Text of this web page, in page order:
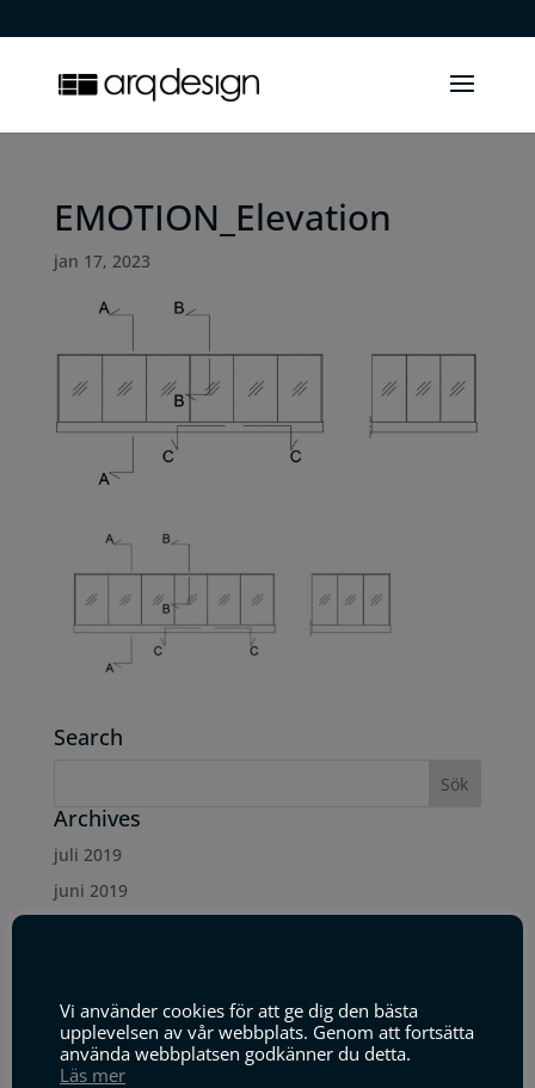
EMOTION_Elevation
jan 17, 2023
Search
Archives
juli 2019
juni 2019
december 2018
oktober 2018
maj 2018
Vi använder cookies för att ge dig den bästa
upplevelsen av vår webbplats. Genom att fortsätta
använda webbplatsen godkänner du detta.
Läs mer